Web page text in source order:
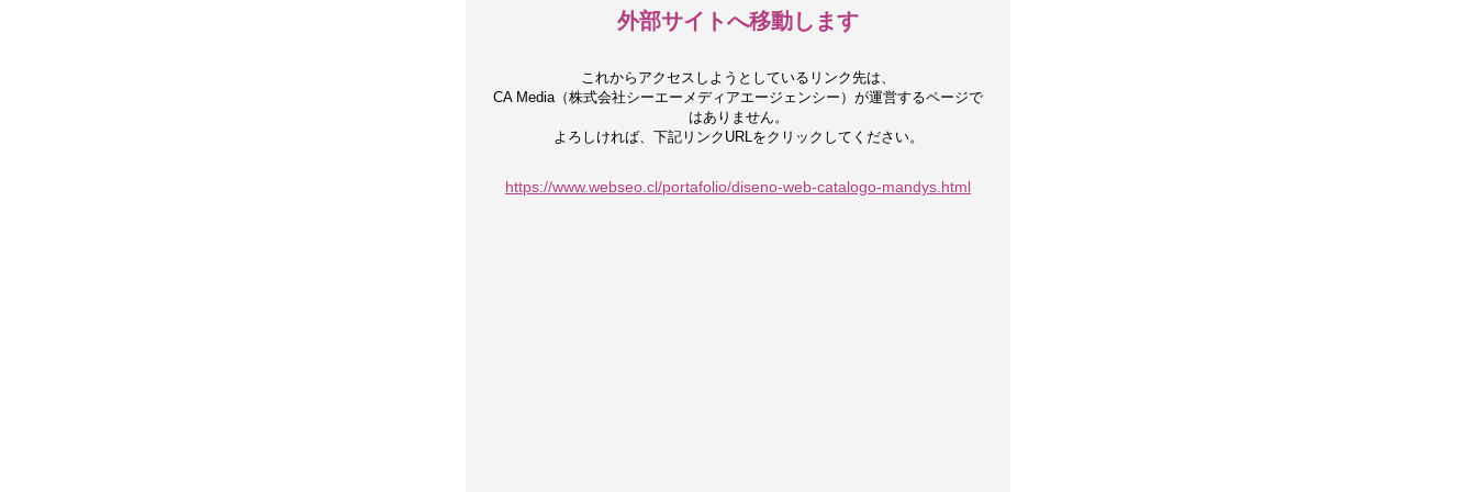
外部サイトへ移動します
これからアクセスしようとしているリンク先は、
CA Media（株式会社シーエーメディアエージェンシー）が運営するページで
はありません。
よろしければ、下記リンクURLをクリックしてください。
https://www.webseo.cl/portafolio/diseno-web-catalogo-mandys.html